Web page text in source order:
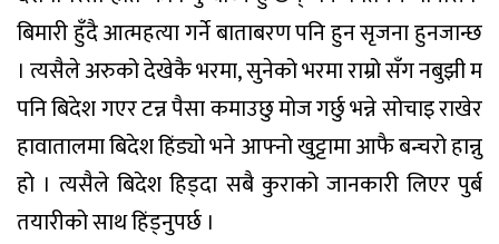
बिमारी हुँदै आत्महत्या गर्ने बाताबरण पनि हुन सृजना हुनजान्छ
। त्यसैले अरुको देखेकै भरमा, सुनेको भरमा राम्रो सँग नबुझी म
पनि बिदेश गएर टन्न पैसा कमाउछु मोज गर्छु भन्ने सोचाइ राखेर
हावातालमा बिदेश हिंड्यो भने आफ्नो खुट्टामा आफै बन्चरो हान्नु
हो । त्यसैले बिदेश हिड्दा सबै कुराको जानकारी लिएर पुर्ब
तयारीको साथ हिंड्नुपर्छ ।